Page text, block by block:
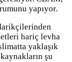
yapıyor.
hariç levha
yaklaşık
şu